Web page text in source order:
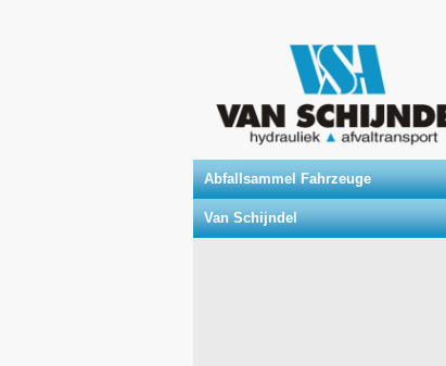
Abfallsammel Fahrzeuge
Van Schijndel